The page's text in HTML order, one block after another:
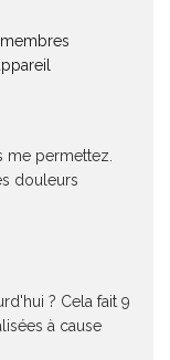
me permettez.
douleurs
? Cela fait 9
à cause